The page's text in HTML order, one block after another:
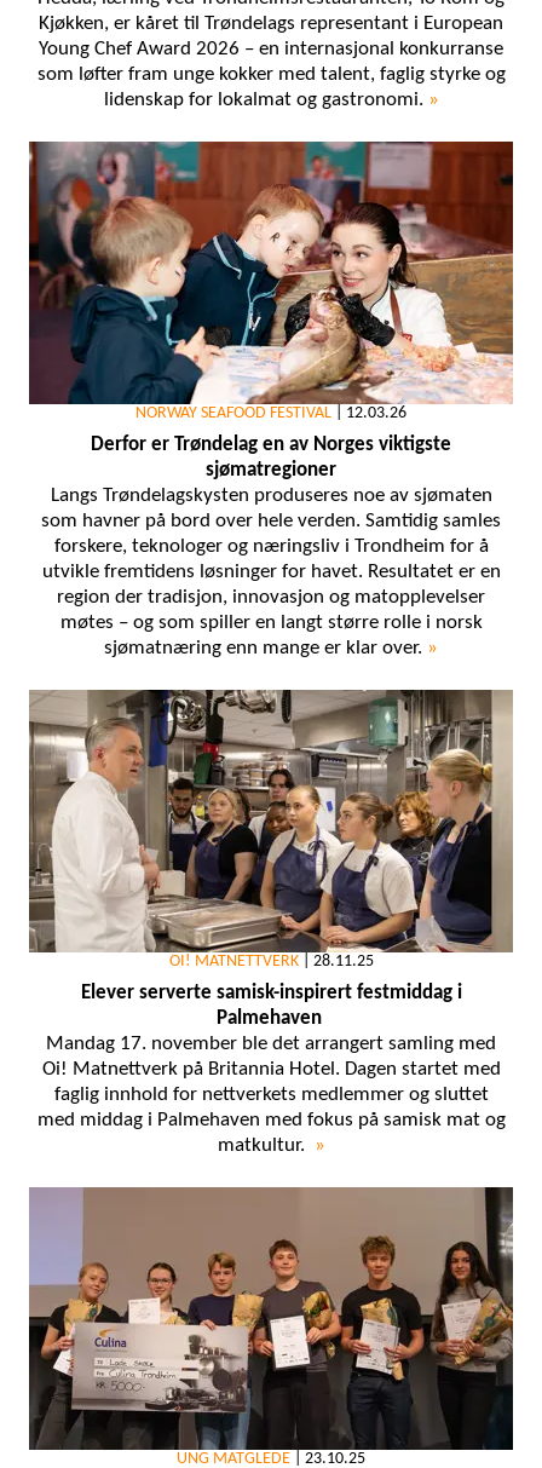
Kjøkken, er kåret til Trøndelags representant i European
Young Chef Award 2026 – en internasjonal konkurranse
som løfter fram unge kokker med talent, faglig styrke og
lidenskap for lokalmat og gastronomi. »
NORWAY SEAFOOD FESTIVAL 12.03.26
Derfor er Trøndelag en av Norges viktigste
sjømatregioner
Langs Trøndelagskysten produseres noe av sjømaten
som havner på bord over hele verden. Samtidig samles
forskere, teknologer og næringsliv i Trondheim for å
utvikle fremtidens løsninger for havet. Resultatet er en
region der tradisjon, innovasjon og matopplevelser
møtes – og som spiller en langt større rolle i norsk
sjømatnæring enn mange er klar over. »
OI! MATNETTVERK| 28.11.25
Elever serverte samisk-inspirert festmiddag i
Palmehaven
Mandag 17. november ble det arrangert samling med
Oi! Matnettverk på Britannia Hotel. Dagen startet med
faglig innhold for nettverkets medlemmer og sluttet
med middag i Palmehaven med fokus på samisk mat og
matkultur.
»
UNG MATGLEDE 23.10.25